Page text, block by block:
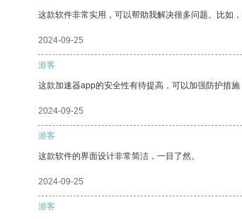
这款软件非常实用，可以帮助我解决很多问题。比如
2024-09-25
游客
这款加速器app的安全性有待提高，可以加强防护措施
2024-09-25
游客
这款软件的界面设计非常简洁，一目了然。
2024-09-25
游客